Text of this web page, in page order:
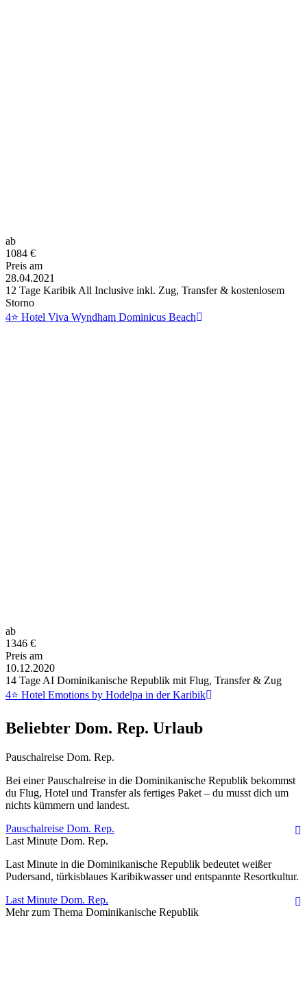
ab
1084 €
Preis am
28.04.2021
12 Tage Karibik All Inclusive inkl. Zug, Transfer & kostenlosem
Storno
4⭐ Hotel Viva Wyndham Dominicus Beach
ab
1346 €
Preis am
10.12.2020
14 Tage AI Dominikanische Republik mit Flug, Transfer & Zug
4⭐ Hotel Emotions by Hodelpa in der Karibik
Beliebter Dom. Rep. Urlaub
Pauschalreise Dom. Rep.
Bei einer Pauschalreise in die Dominikanische Republik bekommst
du Flug, Hotel und Transfer als fertiges Paket – du musst dich um
nichts kümmern und landest.
Pauschalreise Dom. Rep.
Last Minute Dom. Rep.
Last Minute in die Dominikanische Republik bedeutet weißer
Pudersand, türkisblaues Karibikwasser und entspannte Resortkultur.
Last Minute Dom. Rep.
Mehr zum Thema Dominikanische Republik